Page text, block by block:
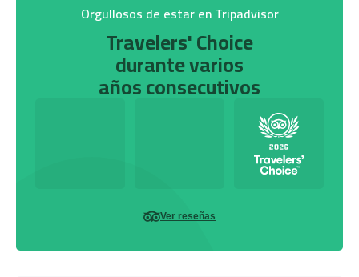
Orgullosos de estar en Tripadvisor
Travelers' Choice
durante varios
años consecutivos
Ver reseñas